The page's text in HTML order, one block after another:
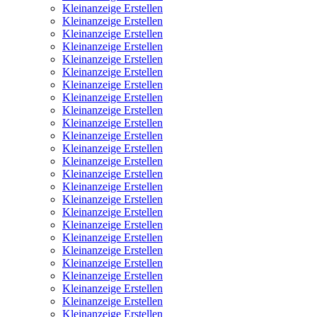
Kleinanzeige Erstellen
Kleinanzeige Erstellen
Kleinanzeige Erstellen
Kleinanzeige Erstellen
Kleinanzeige Erstellen
Kleinanzeige Erstellen
Kleinanzeige Erstellen
Kleinanzeige Erstellen
Kleinanzeige Erstellen
Kleinanzeige Erstellen
Kleinanzeige Erstellen
Kleinanzeige Erstellen
Kleinanzeige Erstellen
Kleinanzeige Erstellen
Kleinanzeige Erstellen
Kleinanzeige Erstellen
Kleinanzeige Erstellen
Kleinanzeige Erstellen
Kleinanzeige Erstellen
Kleinanzeige Erstellen
Kleinanzeige Erstellen
Kleinanzeige Erstellen
Kleinanzeige Erstellen
Kleinanzeige Erstellen
Kleinanzeige Erstellen